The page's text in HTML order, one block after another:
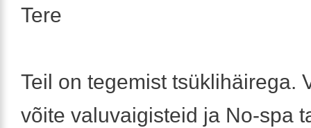
Tere
Teil on tegemist tsüklihäirega.
võite valuvaigisteid ja No-spa